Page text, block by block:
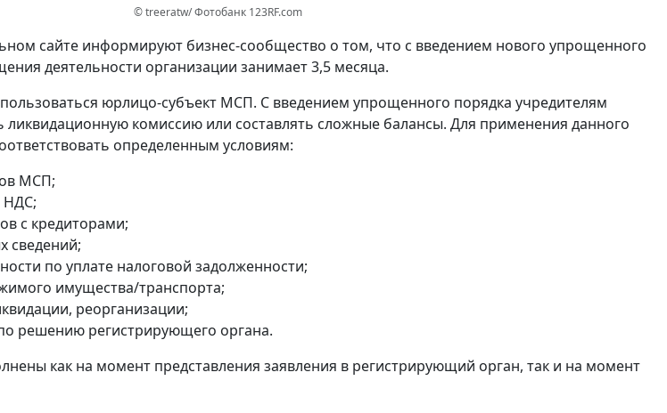
© treeratw/ Фотобанк 123RF.com
сайте информируют бизнес-сообщество о том, что с введением нового упрощенного
деятельности организации занимает 3,5 месяца.
юрлицо-субъект МСП. С введением упрощенного порядка учредителям
комиссию или составлять сложные балансы. Для применения данного
определенным условиям:
МСП;
НДС;
с кредиторами;
сведений;
по уплате налоговой задолженности;
имущества/транспорта;
реорганизации;
решению регистрирующего органа.
как на момент представления заявления в регистрирующий орган, так и на момент